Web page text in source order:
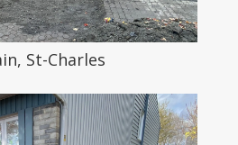
St-Charles